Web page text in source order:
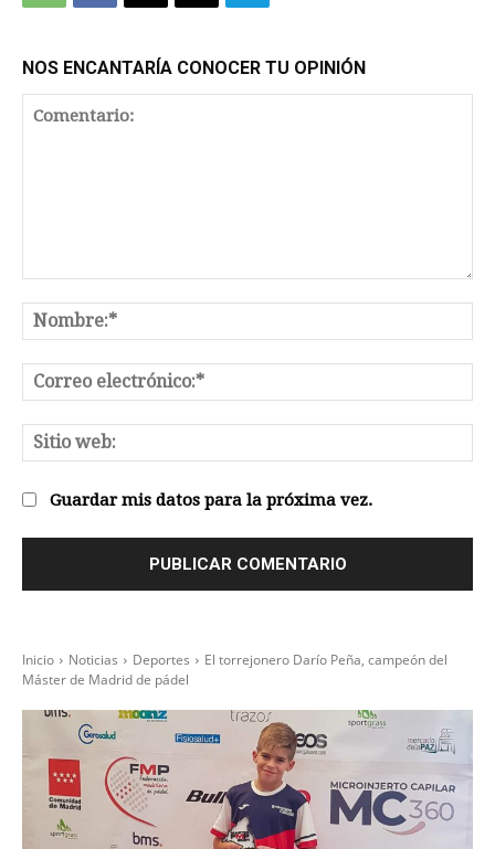
NOS ENCANTARÍA CONOCER TU OPINIÓN
Guardar mis datos para la próxima vez.